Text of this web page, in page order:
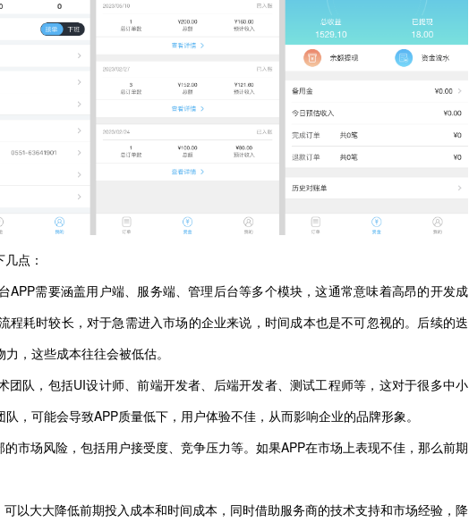
点：
APP需要涵盖用户端、服务端、管理后台等多个模块，这通常意味着高昂的开发成
程耗时较长，对于急需进入市场的企业来说，时间成本也是不可忽视的。后续的迭
，这些成本往往会被低估。
团队，包括UI设计师、前端开发者、后端开发者、测试工程师等，这对于很多中小
，可能会导致APP质量低下，用户体验不佳，从而影响企业的品牌形象。
市场风险，包括用户接受度、竞争压力等。如果APP在市场上表现不佳，那么前期
以大大降低前期投入成本和时间成本，同时借助服务商的技术支持和市场经验，降